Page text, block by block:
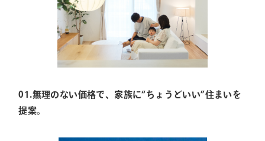
01.無理のない価格で、家族に“ちょうどいい”住まいを
提案。